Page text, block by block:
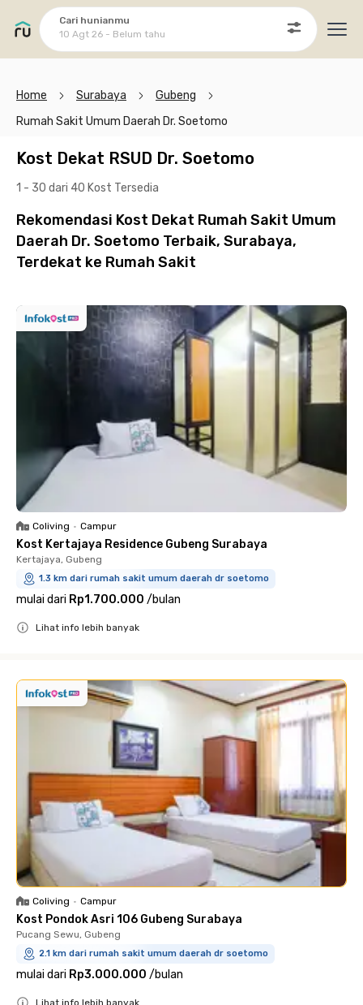
Cari hunianmu
10 Agt 26 - Belum tahu
Home Surabaya
Gubeng
Rumah Sakit Umum Daerah Dr. Soetomo
Kost Dekat RSUD Dr. Soetomo
1 - 30 dari 40 Kost Tersedia
Rekomendasi Kost Dekat Rumah Sakit Umum
Daerah Dr. Soetomo Terbaik, Surabaya,
Terdekat ke Rumah Sakit
Coliving • Campur
Kost Kertajaya Residence Gubeng Surabaya
Kertajaya, Gubeng
1.3 km dari rumah sakit umum daerah dr soetomo
mulai dari Rp1.700.000 /bulan
Lihat info lebih banyak
Coliving • Campur
Kost Pondok Asri 106 Gubeng Surabaya
Pucang Sewu, Gubeng
2.1 km dari rumah sakit umum daerah dr soetomo
mulai dari Rp3.000.000 /bulan
Lihat info lebih banyak